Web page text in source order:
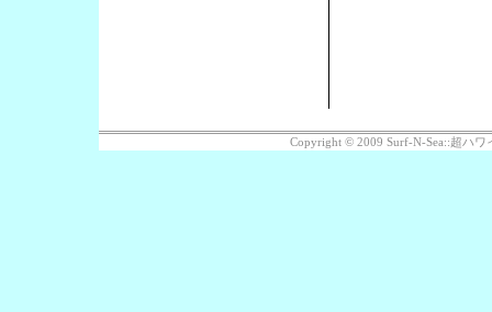
Copyright © 2009 Surf-N-Sea::超ハワ